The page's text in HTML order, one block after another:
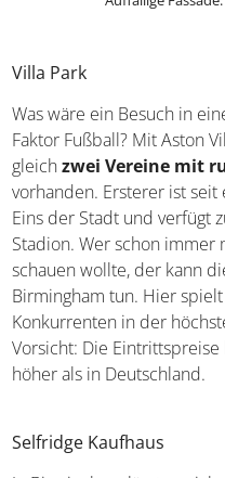
Faktor Fußball? Mit Aston
gleich zwei Vereine mit
vorhanden. Ersterer ist
Eins der Stadt und verfügt
Stadion. Wer schon immer
schauen wollte, der kann
Birmingham tun. Hier spielt
Konkurrenten in der
Vorsicht: Die Eintrittspreise
höher als in Deutschland.